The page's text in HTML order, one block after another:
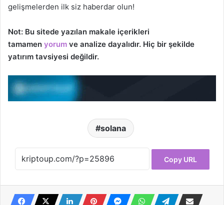
gelişmelerden ilk siz haberdar olun!
Not: Bu sitede yazılan makale içerikleri
tamamen yorum ve analize dayalıdır. Hiç bir şekilde
yatırım tavsiyesi değildir.
solana
Copy URL